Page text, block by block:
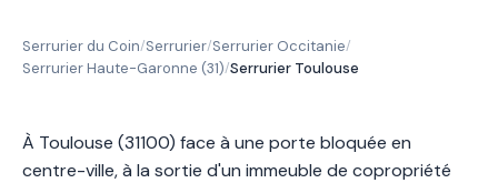
Serrurier du Coin/Serrurier/Serrurier Occitanie/
Serrurier Haute-Garonne (31)/Serrurier Toulouse
À Toulouse (31100) face à une porte bloquée en
centre-ville, à la sortie d'un immeuble de copropriété